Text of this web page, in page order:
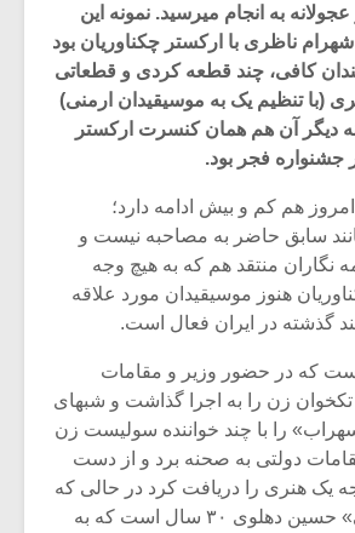
به انجام میرسید. نمونه این
ناظری با ارکستر چکناوریان بود
کافی، چند قطعه کردی و قطعاتی
(با تنظیم یک به موسیقیدان ارمنی)
دیگر آن هم همان کنسرت ارکستر
جشنواره فجر بود.
امروز هم کم و بیش ادامه دارد؛
سابق حاضر به مصاحبه نیست و
نگاران منتقد هم که به هیچ وجه
هنوز موسیقیدان مورد علاقه
گذشته در ایران فعال است.
که در حضور وزیر و مقامات
تکخوان زن را به اجرا گذاشت و شبهای
را با چند خواننده سولیست زن
دولتی به صحنه برد و از دست
یک هنری را دریافت کرد در حالی که
اپرای «مانا و مانی» حسین دهلوی ۳۰ سال است که به